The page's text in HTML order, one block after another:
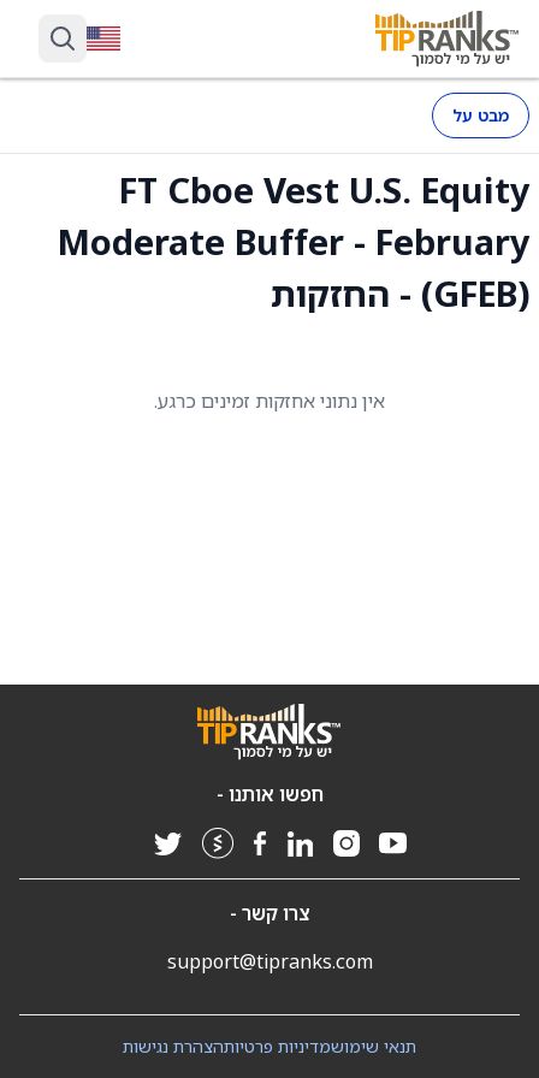
מבט על
FT Cboe Vest U.S. Equity
Moderate Buffer - February
(GFEB) - החזקות
אין נתוני אחזקות זמינים כרגע.
חפשו אותנו -
צרו קשר -
support@tipranks.com
הצהרת נגישותמדיניות פרטיותתנאי שימוש